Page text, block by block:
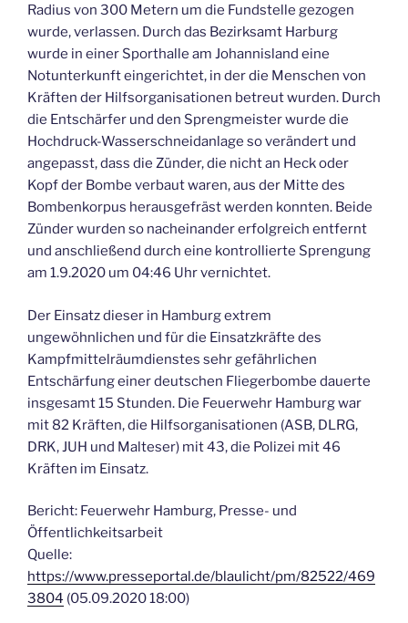
Radius von 300 Metern um die Fundstelle gezogen
wurde, verlassen. Durch das Bezirksamt Harburg
wurde in einer Sporthalle am Johannisland eine
Notunterkunft eingerichtet, in der die Menschen von
Kräften der Hilfsorganisationen betreut wurden. Durch
die Entschärfer und den Sprengmeister wurde die
Hochdruck-Wasserschneidanlage so verändert und
angepasst, dass die Zünder, die nicht an Heck oder
Kopf der Bombe verbaut waren, aus der Mitte des
Bombenkorpus herausgefräst werden konnten. Beide
Zünder wurden so nacheinander erfolgreich entfernt
und anschließend durch eine kontrollierte Sprengung
am 1.9.2020 um 04:46 Uhr vernichtet.
Der Einsatz dieser in Hamburg extrem
ungewöhnlichen und für die Einsatzkräfte des
Kampfmittelräumdienstes sehr gefährlichen
Entschärfung einer deutschen Fliegerbombe dauerte
insgesamt 15 Stunden. Die Feuerwehr Hamburg war
mit 82 Kräften, die Hilfsorganisationen (ASB, DLRG,
DRK, JUH und Malteser) mit 43, die Polizei mit 46
Kräften im Einsatz.
Bericht: Feuerwehr Hamburg, Presse- und
Öffentlichkeitsarbeit
Quelle:
https://www.presseportal.de/blaulicht/pm/82522/469
3804 (05.09.2020 18:00)